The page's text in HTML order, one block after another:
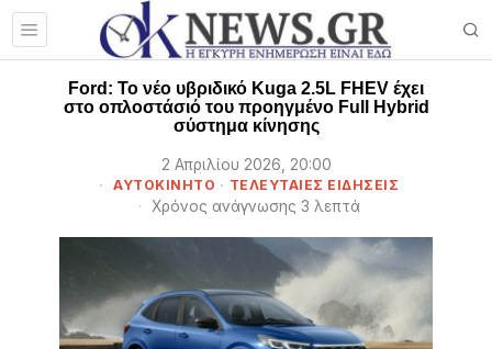
Ford: To νέο υβριδικό Kuga 2.5L FHEV έχει
στο οπλοστάσιό του προηγμένο Full Hybrid
σύστημα κίνησης
2 Απριλίου 2026, 20:00
ΑΥΤΟΚΙΝΗΤΟ · ΤΕΛΕΥΤΑΙΕΣ ΕΙΔΗΣΕΙΣ
Χρόνος ανάγνωσης 3 λεπτά